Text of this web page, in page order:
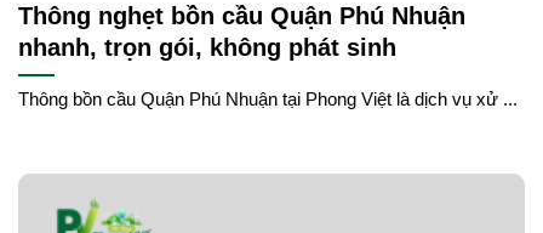
Thông nghẹt bồn cầu Quận Phú Nhuận
nhanh, trọn gói, không phát sinh
Thông bồn cầu Quận Phú Nhuận tại Phong Việt là dịch vụ xử ...